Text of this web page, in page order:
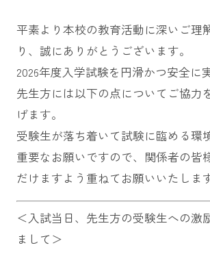
平素より本校の教育活動に深いご理
り、誠にありがとうございます。
2026年度入学試験を円滑かつ安全に
先生方には以下の点についてご協力
げます。
受験生が落ち着いて試験に臨める環
重要なお願いですので、関係者の皆
だけますよう重ねてお願いいたします
＜入試当日、先生方の受験生への激
まして＞